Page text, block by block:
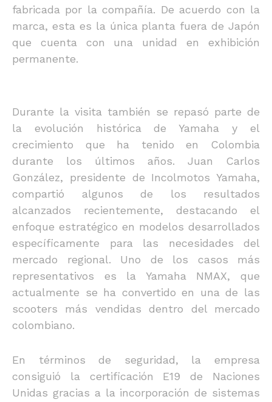
fabricada por la compañía. De acuerdo con la
marca, esta es la única planta fuera de Japón
que cuenta con una unidad en exhibición
permanente.
Durante la visita también se repasó parte de
la evolución histórica de Yamaha y el
crecimiento que ha tenido en Colombia
durante los últimos años. Juan Carlos
González, presidente de Incolmotos Yamaha,
compartió algunos de los resultados
alcanzados recientemente, destacando el
enfoque estratégico en modelos desarrollados
específicamente para las necesidades del
mercado regional. Uno de los casos más
representativos es la Yamaha NMAX, que
actualmente se ha convertido en una de las
scooters más vendidas dentro del mercado
colombiano.
En términos de seguridad, la empresa
consiguió la certificación E19 de Naciones
Unidas gracias a la incorporación de sistemas